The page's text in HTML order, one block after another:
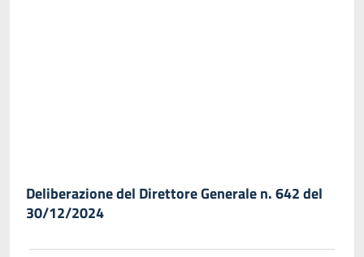
Deliberazione del Direttore Generale n. 642 del
30/12/2024